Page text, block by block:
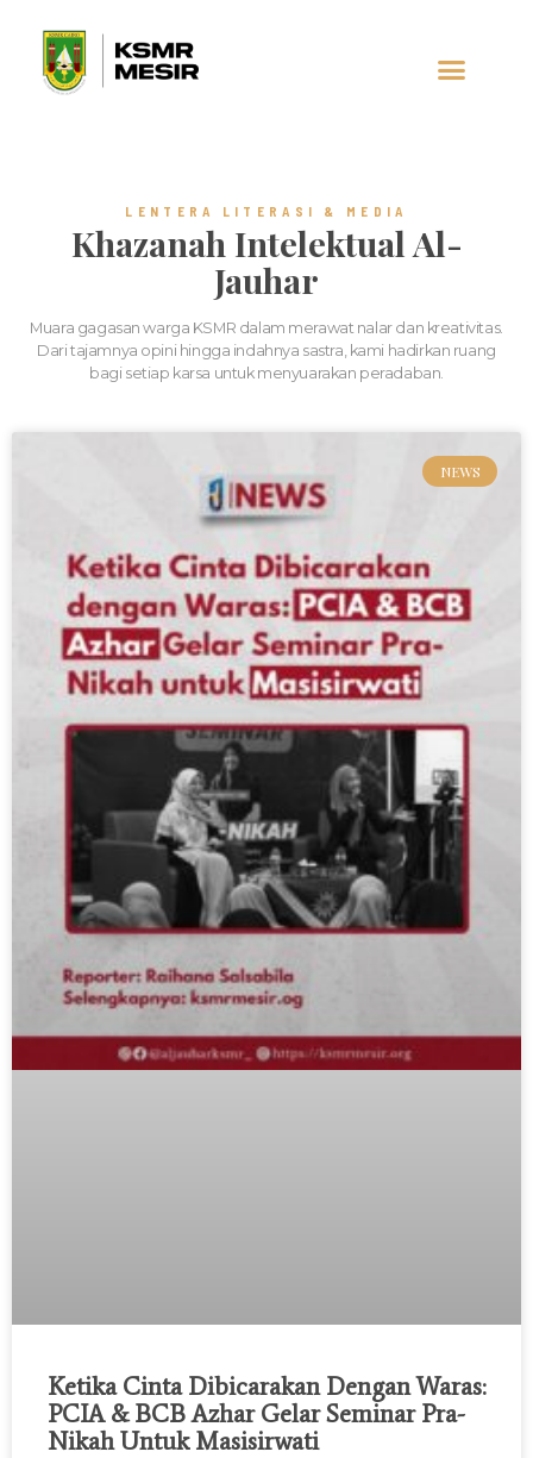
LENTERA LITERASI & MEDIA
Khazanah Intelektual Al-
Jauhar
Muara gagasan warga KSMR dalam merawat nalar dan kreativitas.
Dari tajamnya opini hingga indahnya sastra, kami hadirkan ruang
bagi setiap karsa untuk menyuarakan peradaban.
NEWS
Ketika Cinta Dibicarakan Dengan Waras:
PCIA & BCB Azhar Gelar Seminar Pra-
Nikah Untuk Masisirwati